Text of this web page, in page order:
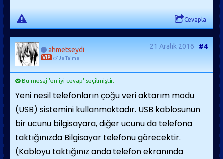
Cevapla
ahmetseydi
VIP Je Taime
21 Aralık 2016 #4
Bu mesaj 'en iyi cevap' seçilmiştir.
Yeni nesil telefonların çoğu veri aktarım modu
(USB) sistemini kullanmaktadır. USB kablosunun
bir ucunu bilgisayara, diğer ucunu da telefona
taktığınızda Bilgisayar telefonu görecektir.
(Kabloyu taktığınız anda telefon ekranında